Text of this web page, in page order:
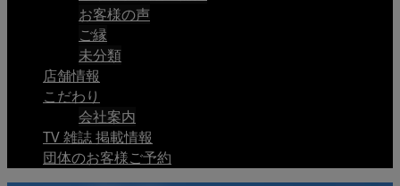
お客様の声
ご縁
未分類
店舗情報
こだわり
会社案内
TV 雑誌 掲載情報
団体のお客様ご予約